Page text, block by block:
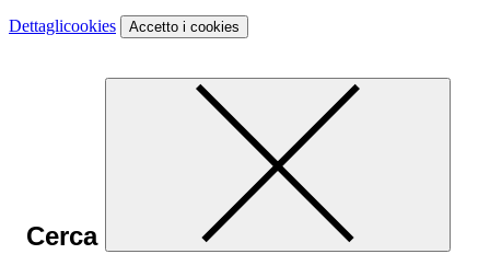
Dettaglicookies Accetto i cookies
Cerca